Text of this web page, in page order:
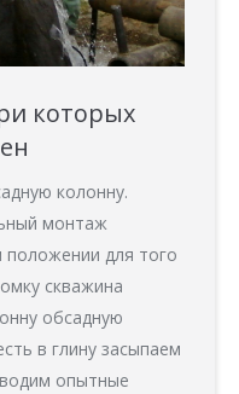
которых
колонну.
монтаж
для того
скважина
обсадную
в глину засыпаем
опытные